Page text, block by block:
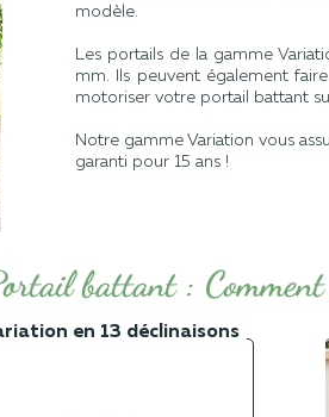
modèle.
Les portails de la gamme
mm. Ils peuvent également
motoriser votre portail battant
Notre gamme Variation vous
garanti pour 15 ans !
battant :
en 13 déclinaisons
de 13 modèles. Faites le